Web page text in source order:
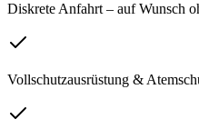
Diskrete Anfahrt – auf Wunsch
Vollschutzausrüstung &